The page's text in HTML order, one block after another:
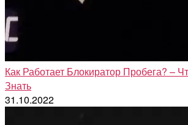
Как Работает Блокиратор Пробега? –
Знать
31.10.2022